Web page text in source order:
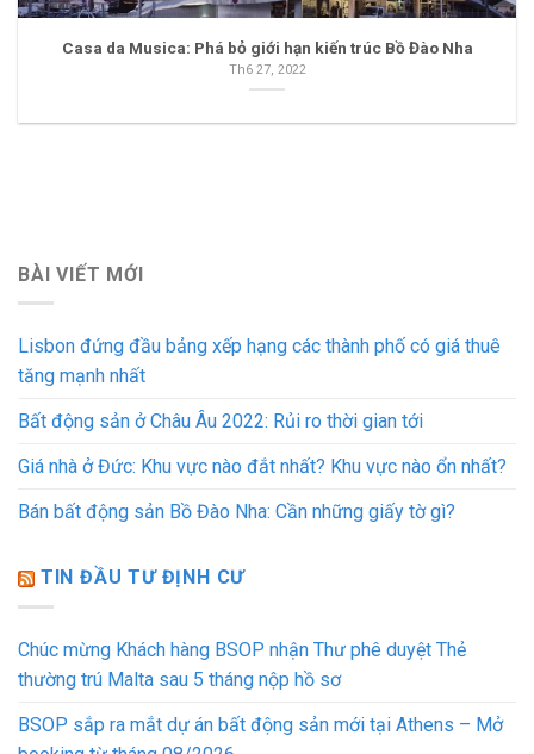
Casa da Musica: Phá bỏ giới hạn kiến trúc Bồ Đào Nha
Th6 27, 2022
BÀI VIẾT MỚI
Lisbon đứng đầu bảng xếp hạng các thành phố có giá thuê
tăng mạnh nhất
Bất động sản ở Châu Âu 2022: Rủi ro thời gian tới
Giá nhà ở Đức: Khu vực nào đắt nhất? Khu vực nào ổn nhất?
Bán bất động sản Bồ Đào Nha: Cần những giấy tờ gì?
TIN ĐẦU TƯ ĐỊNH CƯ
Chúc mừng Khách hàng BSOP nhận Thư phê duyệt Thẻ
thường trú Malta sau 5 tháng nộp hồ sơ
BSOP sắp ra mắt dự án bất động sản mới tại Athens – Mở